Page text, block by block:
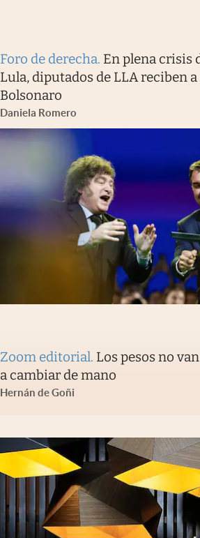
Foro de derecha. En plena crisis
Lula, diputados de LLA reciben
Bolsonaro
Daniela Romero
Zoom editorial. Los pesos no
a cambiar de mano
Hernán de Goñi